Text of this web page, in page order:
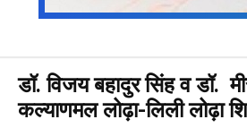
डॉ. विजय बहादुर सिंह व डॉ.
कल्याणमल लोढ़ा-लिली लोढ़ा